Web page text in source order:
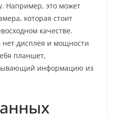
Например, это может
которая стоит
качестве.
нет дисплея и мощности
планшет,
информацию из